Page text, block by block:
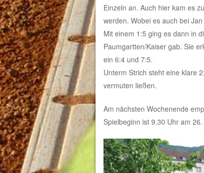
Einzeln an. Auch hier kam es
werden. Wobei es auch bei
Mit einem 1:5 ging es dann in
Paumgartten/Kaiser gab. Sie
ein 6:4 und 7:5.
Unterm Strich steht eine klare
vermuten ließen.
Am nächsten Wochenende
Spielbeginn ist 9.30 Uhr am